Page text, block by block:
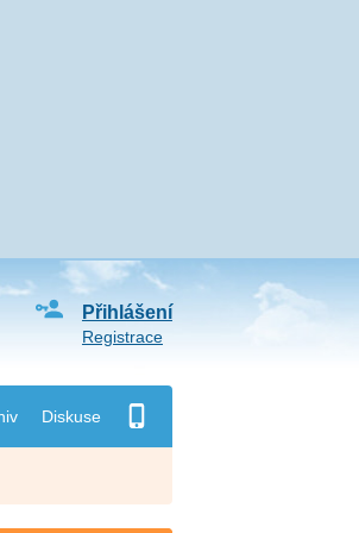
Diskuse
Přihlášení
Registrace